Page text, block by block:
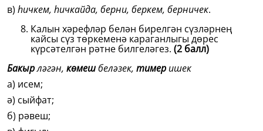
в) һичкем, һичкайда, берни, беркем, берничек.
Калын хәрефләр белән бирелгән сүзләрнең
кайсы сүз төркеменә караганлыгы дөрес
күрсәтелгән рәтне билгеләгез. (2 балл)
Бакырләгән, көмешбеләзек, тимер ишек
а) исем;
ә) сыйфат;
б) рәвеш;